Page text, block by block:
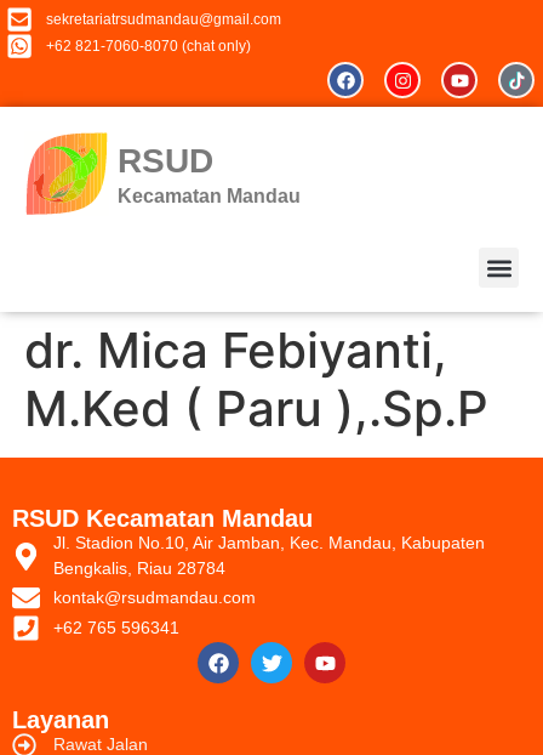
sekretariatrsudmandau@gmail.com
+62 821-7060-8070 (chat only)
RSUD
Kecamatan Mandau
dr. Mica Febiyanti,
M.Ked ( Paru ),.Sp.P
RSUD Kecamatan Mandau
Jl. Stadion No.10, Air Jamban, Kec. Mandau, Kabupaten
Bengkalis, Riau 28784
kontak@rsudmandau.com
+62 765 596341
Layanan
Rawat Jalan